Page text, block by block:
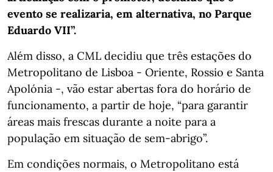
evento se realizaria, em alternativa, no Parque
Eduardo VII”.
Além disso, a CML decidiu que três estações do
Metropolitano de Lisboa - Oriente, Rossio e Santa
Apolónia -, vão estar abertas fora do horário de
funcionamento, a partir de hoje, “para garantir
áreas mais frescas durante a noite para a
população em situação de sem-abrigo”.
Em condições normais, o Metropolitano está